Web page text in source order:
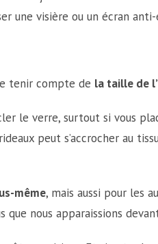
une visière ou un écran
tenir compte de la taille de
le verre, surtout si vous
peut s’accrocher au
même, mais aussi pour les
nous apparaissions